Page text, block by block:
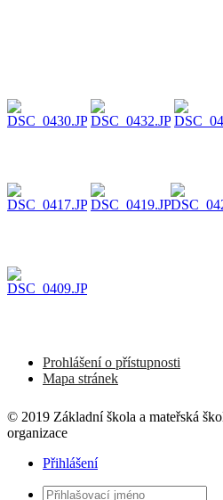
Prohlášení o přístupnosti
Mapa stránek
© 2019 Základní škola a mateřská
organizace
Přihlášení